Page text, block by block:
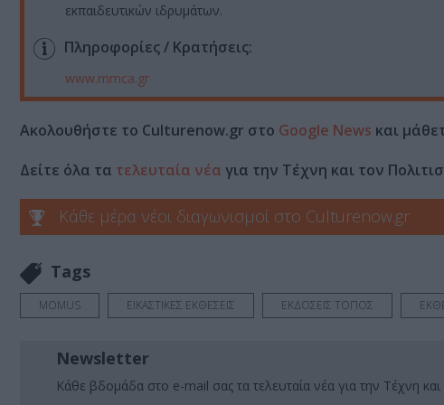
εκπαιδευτικών ιδρυμάτων.
Πληροφορίες / Κρατήσεις:
www.mmca.gr
Ακολουθήστε το Culturenow.gr στο Google News και
Δείτε όλα τα τελευταία νέα για την Τέχνη και τον
Κάθε μέρα νέοι διαγωνισμοί στο Culturenow.gr
Tags
MOMUS ΕΙΚΑΣΤΙΚΕΣ ΕΚΘΕΣΕΙΣ ΕΚΔΟΣΕΙΣ ΤΟΠΟΣ
Newsletter
Κάθε βδομάδα στο e-mail σας τα τελευταία νέα για την Τέχνη και